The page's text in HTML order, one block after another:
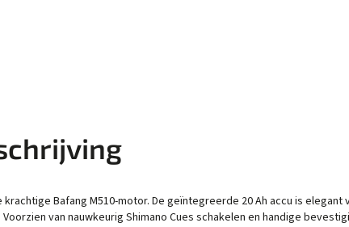
Bafang M510-motor. De geïntegreerde 20 Ah accu is
van nauwkeurig Shimano Cues schakelen en handige